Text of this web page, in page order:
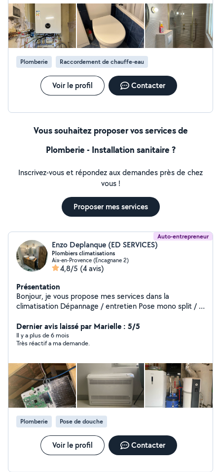
l'efficacité énergétique de vos installations. Avec moi,
vous bénéficiez d'un service professionnel et réactif,
toujours à l'écoute de vos besoins.
Plomberie Raccordement de chauffe-eau
Voir le profil Contacter
Vous souhaitez proposer vos services de
Plomberie - Installation sanitaire ?
Inscrivez-vous et répondez aux demandes près de chez
vous !
Proposer mes services
Auto-entrepreneur
Enzo Deplanque (ED SERVICES)
Plombiers climatisations
Aix-en-Provence (Encagnane 2)
4,8/5 (4 avis)
Présentation
Bonjour, je vous propose mes services dans la
climatisation Dépannage / entretien Pose mono split / bi
Pompe à chaleur Marques proposées DAIKIN Mitsubishi
altech ou d'autre à votre demande . Ballon
thermodynamique /ballon connecté / ballon d'eau
de fuite
Dernier avis laissé par Marielle : 5/5
Il y a plus de 6 mois
Très réactif a ma demande.
Plomberie Pose de douche
Voir le profil Contacter